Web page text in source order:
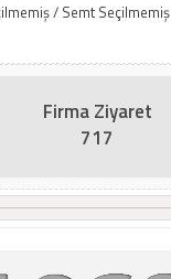
/ Semt Seçilmemiş
Firma Ziyaret
717